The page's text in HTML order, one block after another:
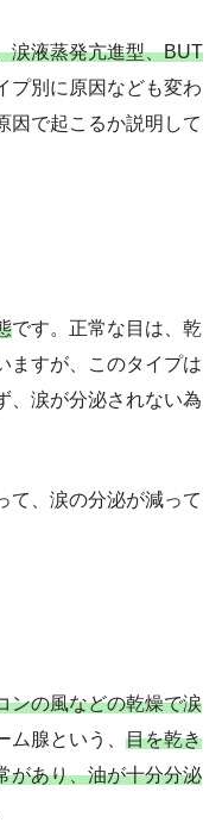
涙液蒸発亢進型、BUT
プ別に原因なども変わ
因で起こるか説明して
です。正常な目は、乾
ますが、このタイプは
、涙が分泌されない為
て、涙の分泌が減って
ンの風などの乾燥で涙
腺という、 目を乾き
があり、油が十分分泌